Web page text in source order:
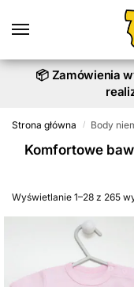
📦 Zamówienia
Strona główna / Body
Komfortowe
Wyświetlanie 1–28 z 265